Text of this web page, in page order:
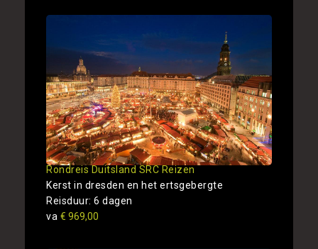
Rondreis Duitsland SRC Reizen
Kerst in dresden en het ertsgebergte
Reisduur: 6 dagen
va € 969,00